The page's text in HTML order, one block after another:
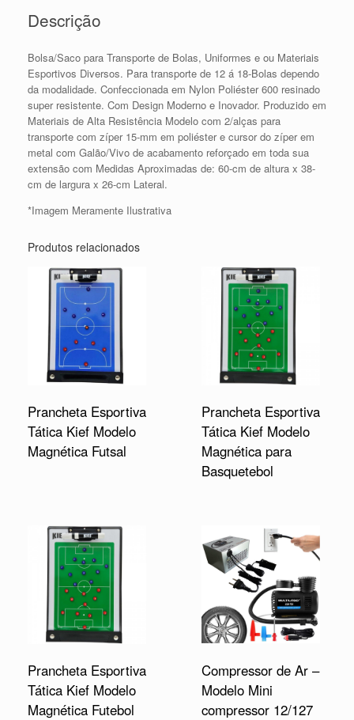
Descrição
Bolsa/Saco para Transporte de Bolas, Uniformes e ou Materiais
Esportivos Diversos. Para transporte de 12 á 18-Bolas dependo
da modalidade. Confeccionada em Nylon Poliéster 600 resinado
super resistente. Com Design Moderno e Inovador. Produzido em
Materiais de Alta Resistência Modelo com 2/alças para
transporte com zíper 15-mm em poliéster e cursor do zíper em
metal com Galão/Vivo de acabamento reforçado em toda sua
extensão com Medidas Aproximadas de: 60-cm de altura x 38-
cm de largura x 26-cm Lateral.
*Imagem Meramente Ilustrativa
Produtos relacionados
Prancheta Esportiva
Tática Kief Modelo
Magnética Futsal
Prancheta Esportiva
Tática Kief Modelo
Magnética para
Basquetebol
Prancheta Esportiva
Tática Kief Modelo
Magnética Futebol
Compressor de Ar –
Modelo Mini
compressor 12/127